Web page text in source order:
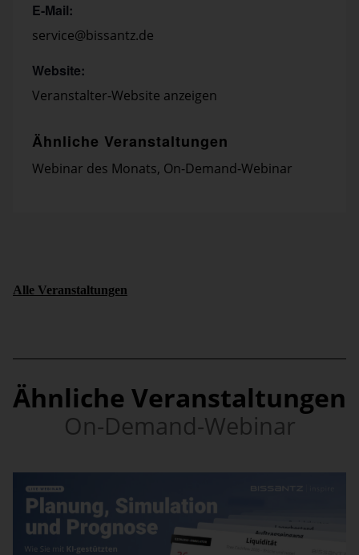
E-Mail:
service@bissantz.de
Website:
Veranstalter-Website anzeigen
Ähnliche Veranstaltungen
Webinar des Monats, On-Demand-Webinar
Alle Veranstaltungen
Ähnliche Veranstaltungen
On-Demand-Webinar